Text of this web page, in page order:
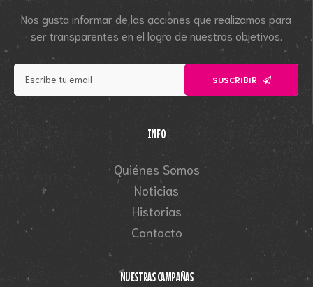
Nos gusta informar de las acciones que realizamos para
ser transparentes en el logro de nuestros objetivos.
SUSCRIBIR
INFO
Quiénes Somos
Noticias
Historias
Contacto
NUESTRAS CAMPAÑAS